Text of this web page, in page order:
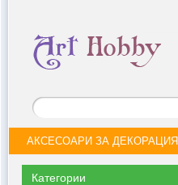
АКСЕСОАРИ ЗА ДЕКОРАЦИЯ
Категории